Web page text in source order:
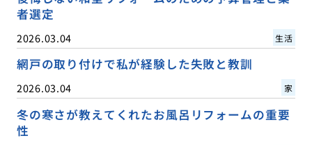
者選定
2026.03.04 生活
網戸の取り付けで私が経験した失敗と教訓
2026.03.04 家
冬の寒さが教えてくれたお風呂リフォームの重要
性